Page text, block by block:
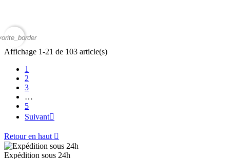
Affichage 1-21 de 103 article(s)
1
2
3
…
5
Suivant
Retour en haut 
Expédition sous 24h